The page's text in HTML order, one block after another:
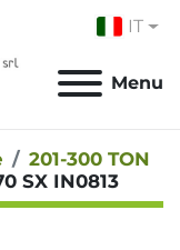
IT
Menu
201-300 TON
SX IN0813